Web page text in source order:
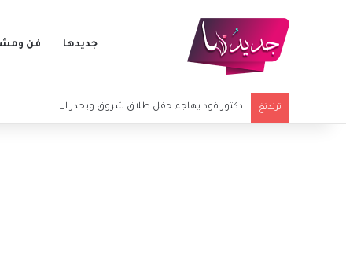
جديدها فن
ترندنغ دكتور فود يهاجم حفل طلاق شروق ويحذر المؤثرين